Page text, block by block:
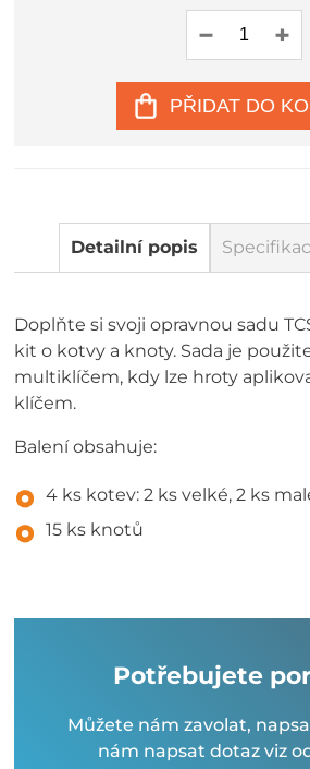
PŘIDAT DO
Detailní popis
Doplňte si svoji opravnou sadu
kit o kotvy a knoty. Sada je
multiklíčem, kdy lze hroty
klíčem.
Balení obsahuje:
4 ks kotev: 2 ks velké, 2 ks
15 ks knotů
Potřebujete
Můžete nám zavolat,
nám napsat dotaz viz